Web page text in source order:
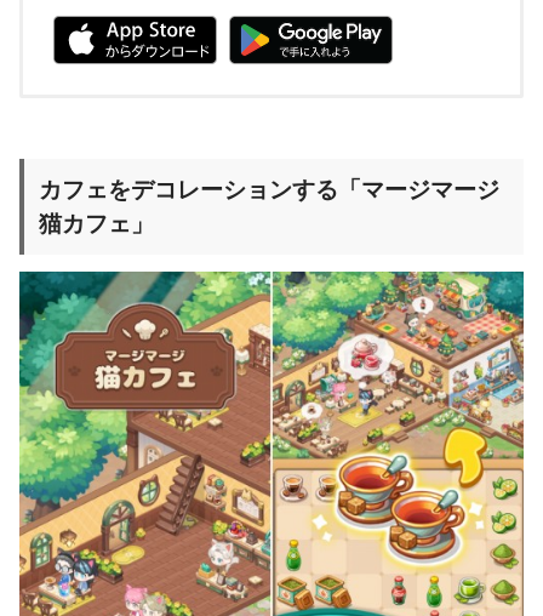
カフェをデコレーションする「マージマージ
猫カフェ」